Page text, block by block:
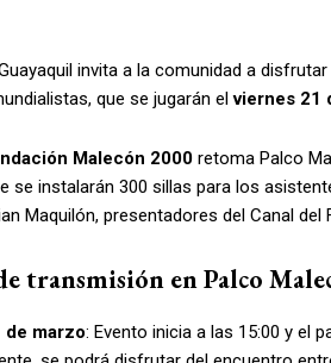
invita a la comunidad a
que se jugarán elviernes 21
Malecón 2000 retoma Palco
se instalarán 300 sillas para los
Maquilón, presentadores del Canal del
transmisión en Palco
de marzo: Evento inicia a las 15:00 y el